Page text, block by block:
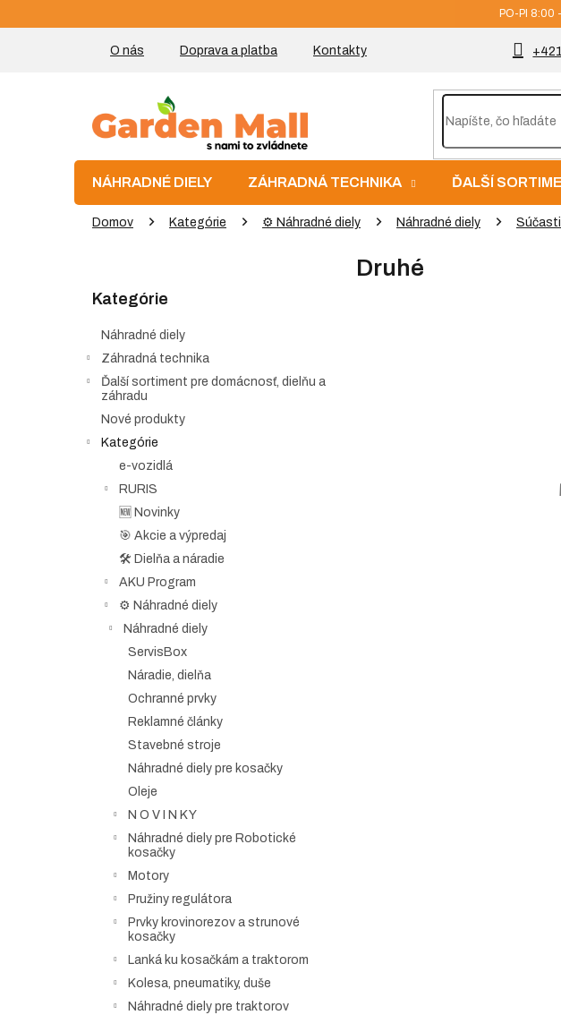
na
PO-PI 8:00
O nás Doprava a platba Kontakty
NÁHRADNÉ DIELY ZÁHRADNÁ TECHNIKA ĎALŠÍ
Domov Kategórie ⚙️ Náhradné diely Náhradné diely Súčasti
kategórie
Kategórie
Náhradné diely
Záhradná technika
Ďalší sortiment pre domácnosť, dielňu a
záhradu
Nové produkty
Kategórie
e-vozidlá
RURIS
🆕 Novinky
🎯 Akcie a výpredaj
🛠️ Dielňa a náradie
AKU Program
⚙️ Náhradné diely
Náhradné diely
ServisBox
Náradie, dielňa
Ochranné prvky
Reklamné články
Stavebné stroje
Náhradné diely pre kosačky
Oleje
N O V I N K Y
Náhradné diely pre Robotické
kosačky
Motory
Pružiny regulátora
Prvky krovinorezov a strunové
kosačky
Lanká ku kosačkám a traktorom
Kolesa, pneumatiky, duše
Náhradné diely pre traktorov
Druhé